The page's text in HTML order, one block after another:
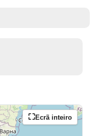
Ecrã inteiro